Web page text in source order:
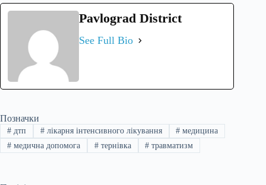
Pavlograd District
See Full Bio
Позначки
#дтп #лікарня інтенсивного лікування # медицина
#медична допомога #тернівка # травматизм